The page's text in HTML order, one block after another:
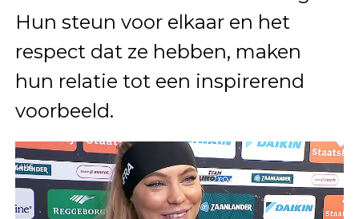
Hun steun voor elkaar en het
respect dat ze hebben, maken
hun relatie tot een inspirerend
voorbeeld.